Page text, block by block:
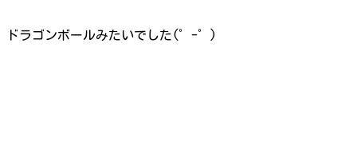
ドラゴンボールみたいでした(゜-゜)